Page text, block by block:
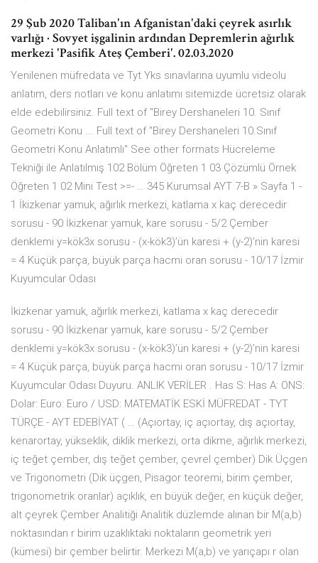
29 Şub 2020 Taliban'ın Afganistan'daki çeyrek asırlık
varlığı · Sovyet işgalinin ardından Depremlerin ağırlık
merkezi 'Pasifik Ateş Çemberi'. 02.03.2020
Yenilenen müfredata ve Tyt Yks sınavlarına uyumlu videolu
anlatım, ders notları ve konu anlatımı sitemizde ücretsiz olarak
elde edebilirsiniz. Full text of "Birey Dershaneleri 10. Sınıf
Geometri Konu ... Full text of "Birey Dershaneleri 10.Sınıf
Geometri Konu Anlatımlı" See other formats Hücreleme
Tekniği ile Anlatılmış 102 Bölüm Öğreten 1 03 Çözümlü Örnek
Öğreten 1 02 Mini Test >=- … 345 Kurumsal AYT 7-B » Sayfa 1 -
1 İkizkenar yamuk, ağırlık merkezi, katlama x kaç derecedir
sorusu - 90 İkizkenar yamuk, kare sorusu - 5/2 Çember
denklemi y=kök3x sorusu - (x-kök3)’ün karesi + (y-2)’nin karesi
= 4 Küçük parça, büyük parça hacmi oran sorusu - 10/17 İzmir
Kuyumcular Odası
İkizkenar yamuk, ağırlık merkezi, katlama x kaç derecedir
sorusu - 90 İkizkenar yamuk, kare sorusu - 5/2 Çember
denklemi y=kök3x sorusu - (x-kök3)’ün karesi + (y-2)’nin karesi
= 4 Küçük parça, büyük parça hacmi oran sorusu - 10/17 İzmir
Kuyumcular Odası Duyuru. ANLIK VERİLER . Has S: Has A: ONS:
Dolar: Euro: Euro / USD: MATEMATİK ESKİ MÜFREDAT - TYT
TÜRÇE - AYT EDEBİYAT ( … (Açıortay, iç açıortay, dış açıortay,
kenarortay, yükseklik, diklik merkezi, orta dikme, ağırlık merkezi,
iç teğet çember, dış teğet çember, çevrel çember) Dik Üçgen
ve Trigonometri (Dik üçgen, Pisagor teoremi, birim çember,
trigonometrik oranlar) açıklık, en büyük değer, en küçük değer,
alt çeyrek Çember Analitiği Analitik düzlemde alınan bir M(a,b)
noktasından r birim uzaklıktaki noktaların geometrik yeri
(kümesi) bir çember belirtir. Merkezi M(a,b) ve yarıçapı r olan